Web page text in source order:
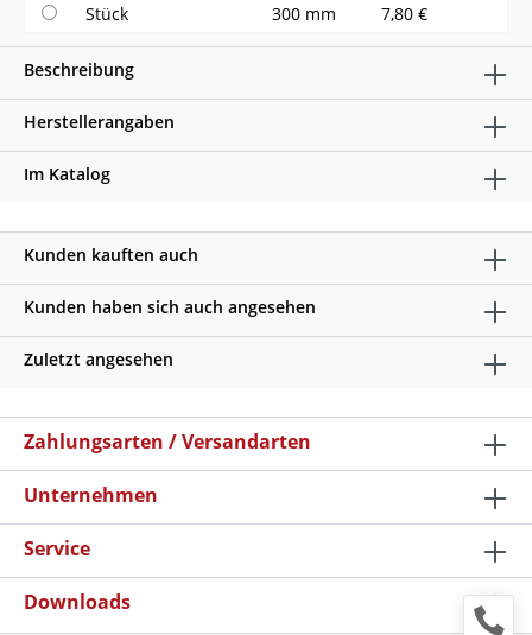
Stück
300 mm 7,80 €
Beschreibung
Herstellerangaben
Im Katalog
Kunden kauften auch
Kunden haben sich auch angesehen
Zuletzt angesehen
Zahlungsarten / Versandarten
Unternehmen
Service
Downloads